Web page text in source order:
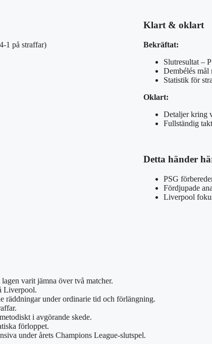
1 på straffar)
Klart & oklart
Bekräftat:
Slutresultat –
Dembélés mål
Statistik för
Oklart:
Detaljer kring
Fullständig
Detta händer
PSG
Fördjupade
Liverpool
varit jämna över två matcher.
Liverpool.
räddningar under ordinarie tid och förlängning.
i avgörande skede.
förloppet.
under årets Champions League-slutspel.